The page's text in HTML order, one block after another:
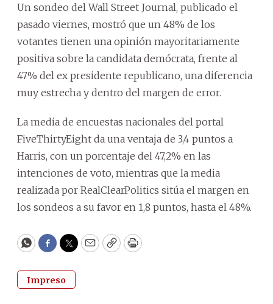
Un sondeo del Wall Street Journal, publicado el
pasado viernes, mostró que un 48% de los
votantes tienen una opinión mayoritariamente
positiva sobre la candidata demócrata, frente al
47% del ex presidente republicano, una diferencia
muy estrecha y dentro del margen de error.
La media de encuestas nacionales del portal
FiveThirtyEight da una ventaja de 3,4 puntos a
Harris, con un porcentaje del 47,2% en las
intenciones de voto, mientras que la media
realizada por RealClearPolitics sitúa el margen en
los sondeos a su favor en 1,8 puntos, hasta el 48%.
WhatsApp
Facebook
Twitter
EmailCopyPrint
Impreso